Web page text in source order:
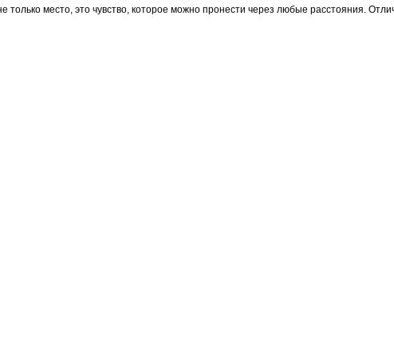
место, это чувство, которое можно пронести через любые расстояния.